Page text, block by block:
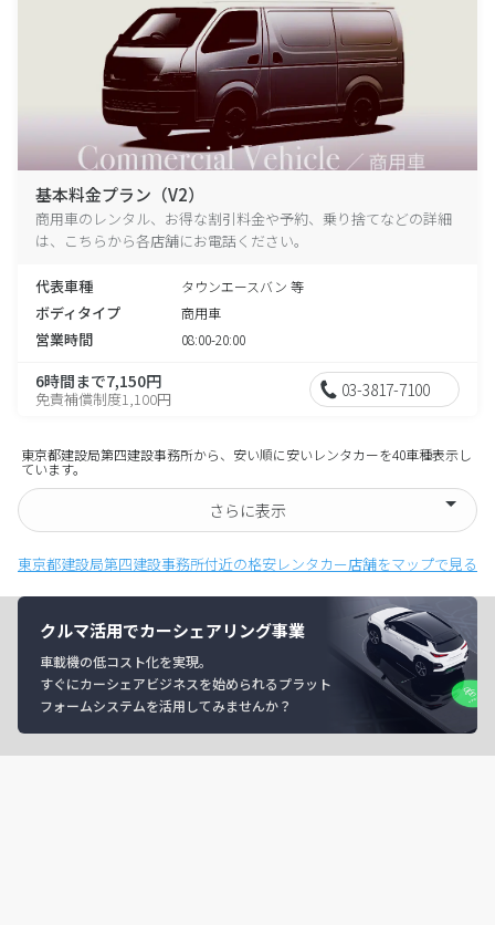
基本料金プラン（V2）
商用車のレンタル、お得な割引料金や予約、乗り捨てなどの詳細
は、こちらから各店舗にお電話ください。
代表車種 タウンエースバン 等
ボディタイプ 商用車
営業時間 08:00-20:00
6時間まで7,150円
免責補償制度1,100円 03-3817-7100
東京都建設局第四建設事務所から、安い順に安いレンタカーを40車種表示し
ています。
さらに表示
東京都建設局第四建設事務所付近の格安レンタカー店舗をマップで見る
クルマ活用でカーシェアリング事業
車載機の低コスト化を実現。
すぐにカーシェアビジネスを始められるプラット
フォームシステムを活用してみませんか？